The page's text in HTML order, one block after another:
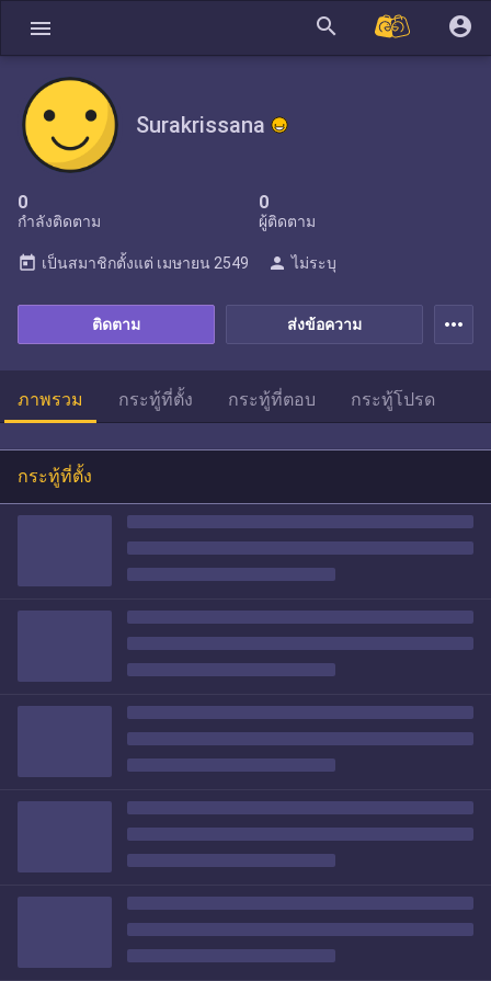
menu search account_circle
Surakrissana
0
กำลังติดตาม
0
ผู้ติดตาม
ส่งข้อความ
ติดตาม
today เป็นสมาชิกตั้งแต่ เมษายน 2549 person ไม่ระบุ
more_horiz
ภาพรวม กระทู้ที่ตั้ง กระทู้ที่ตอบ กระทู้โปรด
กระทู้ที่ตั้ง